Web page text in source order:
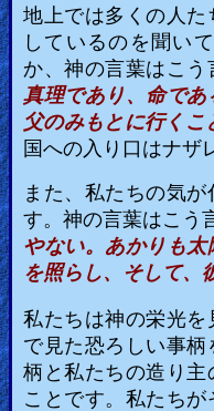
地上では多くの人
しているのを聞い
か、神の言葉はこう
真理であり、命で
父のみもとに行くこ
国への入り口はナザ
また、私たちの気
す。神の言葉はこう
やない。あかりも
を照らし、そして、
私たちは神の栄光
で見た恐ろしい事
柄と私たちの造り
ことです。私たち